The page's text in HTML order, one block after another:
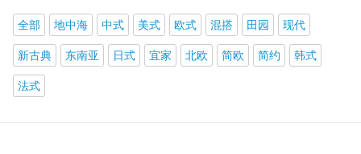
全部 地中海 中式 美式 欧式 混搭 田园
现代
新古典
东南亚 日式 宜家 北欧 简欧 简约
韩式
法式